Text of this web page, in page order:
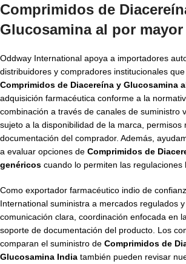
Comprimidos de
Glucosamina al por mayor
Oddway International apoya a importadores
distribuidores y compradores institucionales
Comprimidos de Diacereína y Glucosamina
adquisición farmacéutica conforme a la
combinación a través de canales de suministro
sujeto a la disponibilidad de la marca, permisos
documentación del comprador. Además,
a evaluar opciones de Comprimidos de
genéricos cuando lo permiten las regulaciones
Como exportador farmacéutico indio de
International suministra a mercados regulados
comunicación clara, coordinación enfocada en
soporte de documentación del producto. Los
comparan el suministro de Comprimidos de
Glucosamina India también pueden revisar